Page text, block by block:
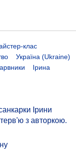
клас
Україна (Ukraine)
Ірина
Ірини
з авторкою.